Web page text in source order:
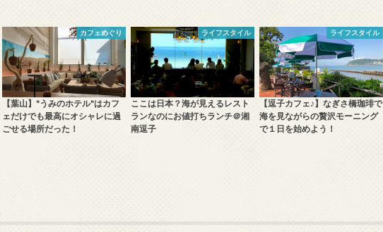
カフェめぐり
【葉山】"うみのホテル"はカフ
ェだけでも最高にオシャレに過
ごせる場所だった！
ライフスタイル
ここは日本？海が見えるレスト
ランなのにお値打ちランチ＠湘
南逗子
ライフスタイル
【逗子カフェ♪】なぎさ橋珈琲で
海を見ながらの贅沢モーニング
で１日を始めよう！